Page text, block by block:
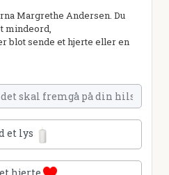
Margrethe Andersen. Du
mindeord,
blot sende et hjerte eller en
et lys